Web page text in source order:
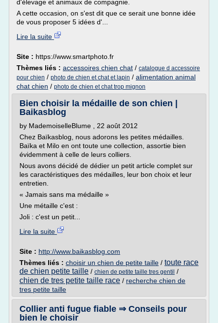
d'élevage et animaux de compagnie.
A cette occasion, on s'est dit que ce serait une bonne idée
de vous proposer 5 idées d'...
Lire la suite
Site : https://www.smartphoto.fr
Thèmes liés : accessoires chien chat / catalogue d accessoire
pour chien / photo de chien et chat et lapin / alimentation animal
chat chien / photo de chien et chat trop mignon
Bien choisir la médaille de son chien |
Baikasblog
by MademoiselleBlume , 22 août 2012
Chez Baïkasblog, nous adorons les petites médailles.
Baïka et Milo en ont toute une collection, assortie bien
évidemment à celle de leurs colliers.
Nous avons décidé de dédier un petit article complet sur
les caractéristiques des médailles, leur bon choix et leur
entretien.
« Jamais sans ma médaille »
Une métaille c'est :
Joli : c'est un petit...
Lire la suite
Site : http://www.baikasblog.com
Thèmes liés : choisir un chien de petite taille / toute race
de chien petite taille / chien de petite taille tres gentil /
chien de tres petite taille race / recherche chien de
tres petite taille
Collier anti fugue fiable ⇒ Conseils pour
bien le choisir